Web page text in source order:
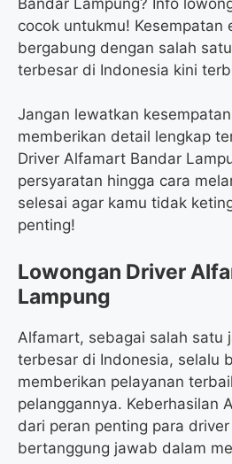
cocok untukmu! Kesempatan
bergabung dengan salah
terbesar di Indonesia kini
Jangan lewatkan
memberikan detail lengkap
Driver Alfamart Bandar
persyaratan hingga cara
selesai agar kamu tidak
penting!
Lowongan Driver
Lampung
Alfamart, sebagai salah satu
terbesar di Indonesia, selalu
memberikan pelayanan
pelanggannya. Keberhasilan
dari peran penting para
bertanggung jawab dalam